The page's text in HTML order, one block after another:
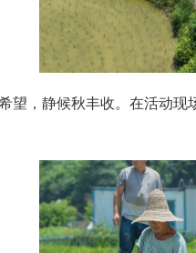
望，静候秋丰收。在活动